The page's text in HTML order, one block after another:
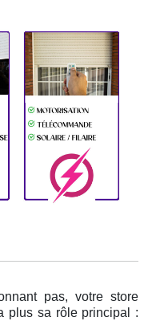
pas, votre store
plus sa rôle principal :